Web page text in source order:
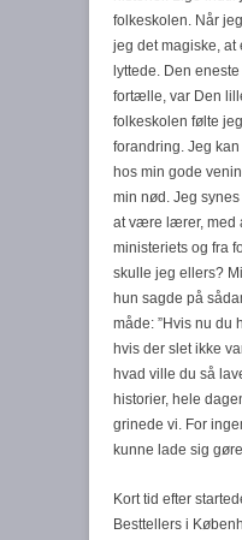
folkeskolen. Når
jeg det magiske, at
lyttede. Den
fortælle, var Den
folkeskolen følte
forandring. Jeg
hos min gode
min nød. Jeg
at være lærer, med
ministeriets og fra
skulle jeg ellers?
hun sagde på
måde: ”Hvis nu du
hvis der slet ikke
hvad ville du så
historier, hele
grinede vi. For
kunne lade sig
Kort tid efter
Besttellers i